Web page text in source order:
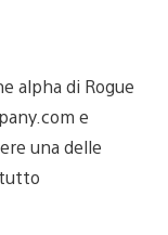
alpha di Rogue
e
una delle